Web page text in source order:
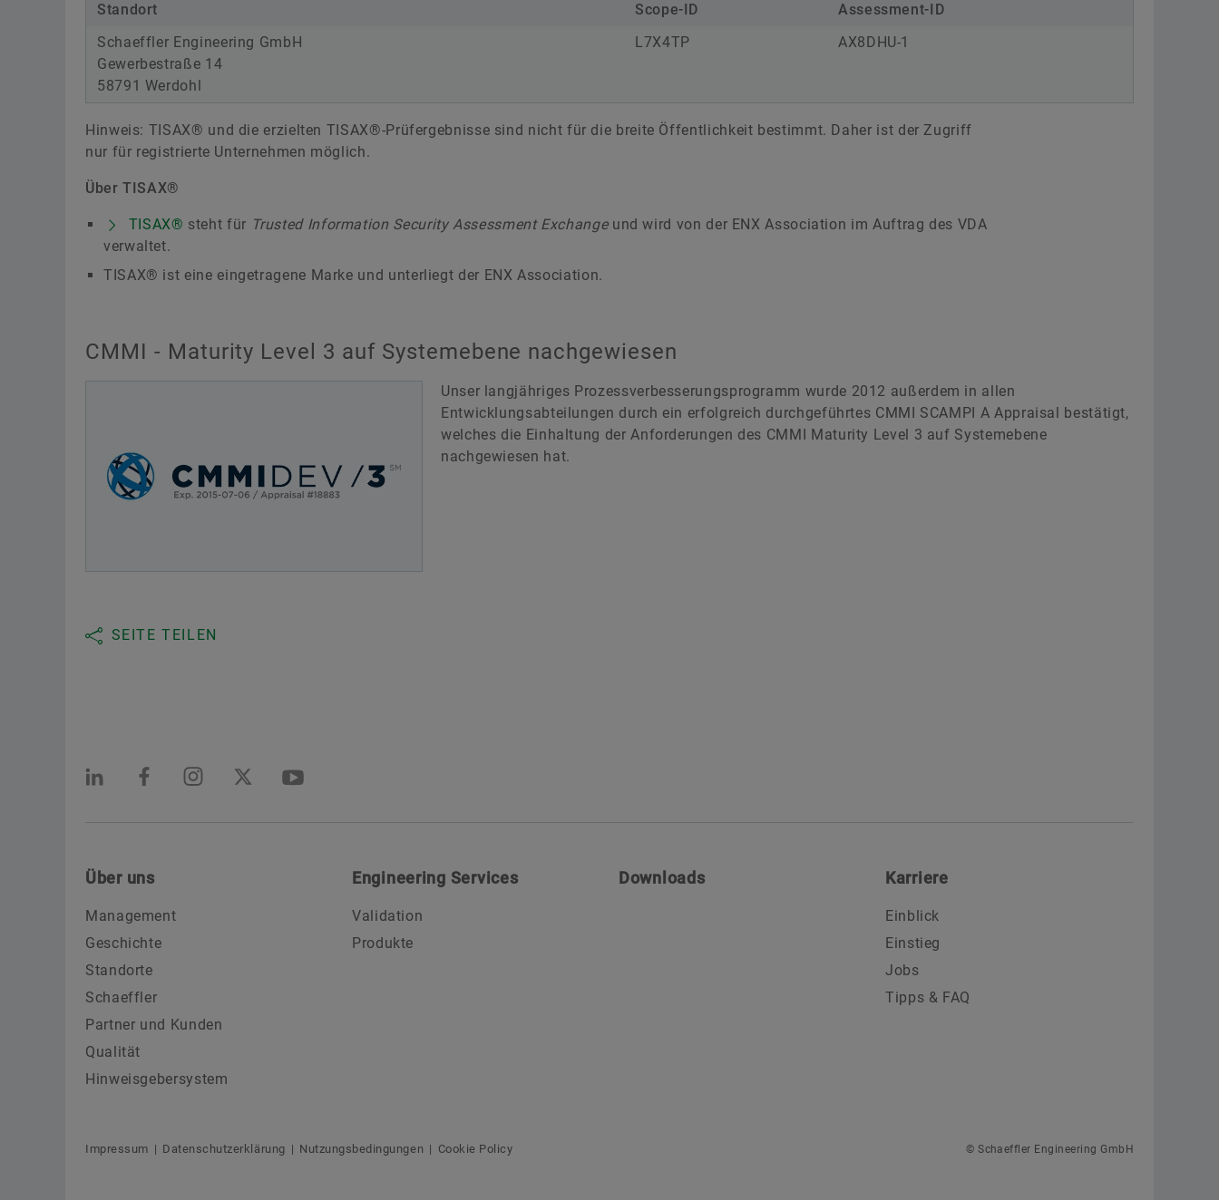
Standort Scope-ID
Assessment-ID
Schaeffler Engineering GmbH
Gewerbestraße 14
58791 Werdohl
L7X4TP AX8DHU-1
Hinweis: TISAX® und die erzielten TISAX®-Prüfergebnisse sind nicht für die breite Öffentlichkeit bestimmt. Daher ist der Zugriff
nur für registrierte Unternehmen möglich.
Über TISAX®
TISAX® steht für Trusted Information Security Assessment Exchangeund wird von der ENX Association im Auftrag des VDA
verwaltet.
TISAX® ist eine eingetragene Marke und unterliegt der ENX Association.
CMMI - Maturity Level 3 auf Systemebene nachgewiesen
Unser langjähriges Prozessverbesserungsprogramm wurde 2012 außerdem in allen
Entwicklungsabteilungen durch ein erfolgreich durchgeführtes CMMI SCAMPI A Appraisal bestätigt,
welches die Einhaltung der Anforderungen des CMMI Maturity Level 3 auf Systemebene
nachgewiesen hat.
SEITE TEILEN
Über uns
Management
Geschichte
Standorte
Schaeffler
Partner und Kunden
Qualität
Hinweisgebersystem
Engineering Services
Validation
Produkte
Downloads Karriere
Einblick
Einstieg
Jobs
Tipps & FAQ
Impressum Datenschutzerklärung Nutzungsbedingungen Cookie Policy © Schaeffler Engineering GmbH